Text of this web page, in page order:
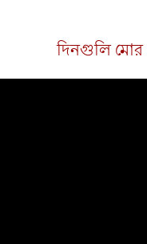
দিনগুলি মোর